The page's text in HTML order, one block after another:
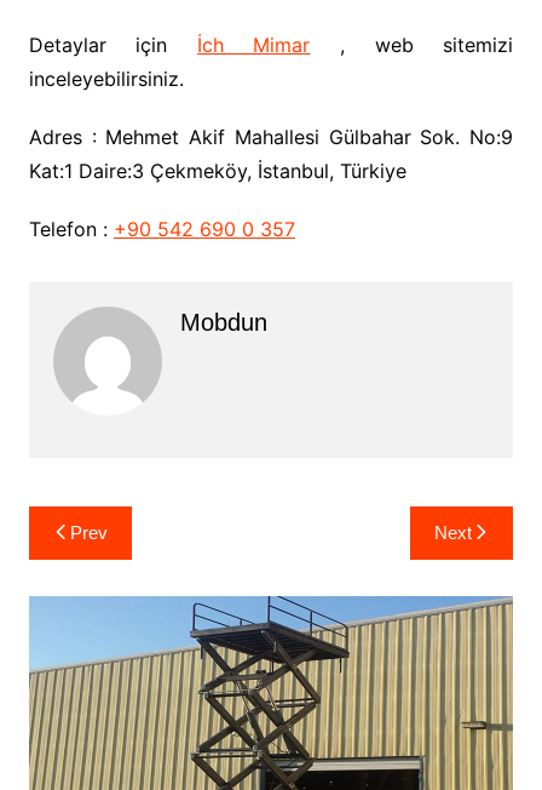
Detaylar için İch Mimar , web sitemizi
inceleyebilirsiniz.
Adres : Mehmet Akif Mahallesi Gülbahar Sok. No:9
Kat:1 Daire:3 Çekmeköy, İstanbul, Türkiye
Telefon : +90 542 690 0 357
Mobdun
Yazı
gezinmesi
Prev Next